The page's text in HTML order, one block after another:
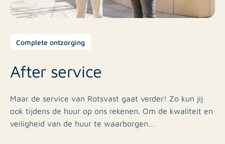
Complete ontzorging
After service
Maar de service van Rotsvast gaat verder! Zo kun jij
ook tijdens de huur op ons rekenen. Om de kwaliteit en
veiligheid van de huur te waarborgen…